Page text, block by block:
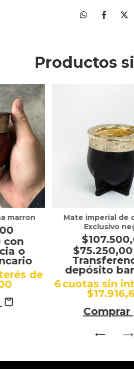
Productos
marron
con
o
de
Mate imperial de
Exclusivo
$75.250,00
depósito
6cuotas sin
Comprar